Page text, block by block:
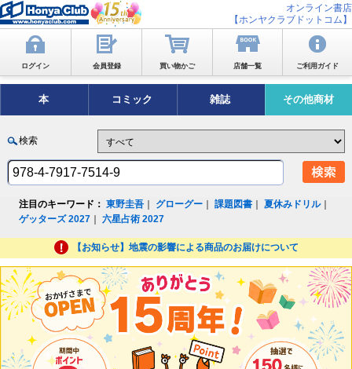
オンライン書店
【ホンヤクラブドットコム】
ログイン 会員登録 買い物かご 店舗一覧 ご利用ガイド
本 コミック 雑誌 その他商材
検索
注目のキーワード： 東野圭吾 グローグー ｜課題図書 ｜夏休みドリル｜
ゲッターズ 2027 ｜六星占術 2027
【お知らせ】地震の影響による商品のお届けについて